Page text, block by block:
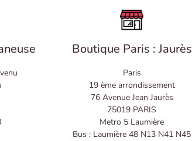
Boutique Paris : Jaurès
Paris
19 ème arrondissement
76 Avenue Jean Jaurès
75019 PARIS
Metro 5 Laumière
Bus : Laumière 48 N13 N41 N45